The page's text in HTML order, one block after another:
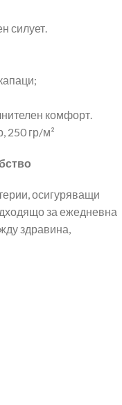
силует.
комфорт.
250 гр/м²
осигуряващи
за ежедневна
здравина,